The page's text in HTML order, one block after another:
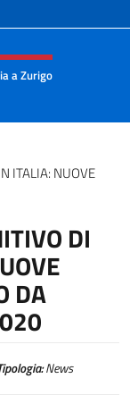
menù
a Zurigo
ITALIA: NUOVE
DI
DA
News